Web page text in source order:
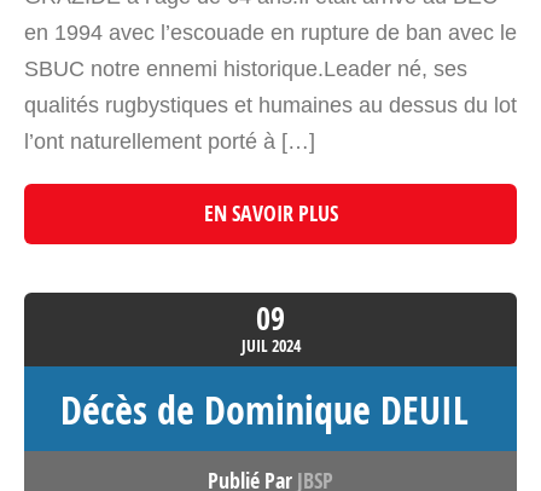
en 1994 avec l’escouade en rupture de ban avec le
SBUC notre ennemi historique.Leader né, ses
qualités rugbystiques et humaines au dessus du lot
l’ont naturellement porté à […]
EN SAVOIR PLUS
09
JUIL2024
Décès de Dominique DEUIL
Publié Par JBSP